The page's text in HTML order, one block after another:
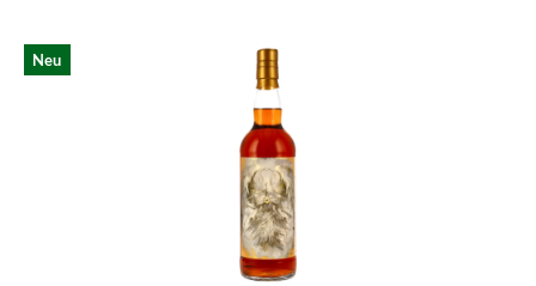
Produktgalerie überspringen
Neu